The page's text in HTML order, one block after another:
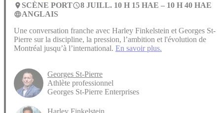
place SCÈNE PORTaccess_time8 JUILL. 10 H 15 HAE – 10 H 40 HAE
languageANGLAIS
Une conversation franche avec Harley Finkelstein et Georges St-
Pierre sur la discipline, la pression, l’ambition et l'évolution de
Montréal jusqu’à l’international. En savoir plus.
Georges St-Pierre
Athlète professionnel
Georges St-Pierre Enterprises
Harley Finkelstein